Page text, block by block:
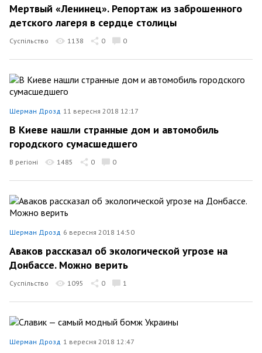
Мертвый «Ленинец». Репортаж из заброшенного
детского лагеря в сердце столицы
Суспільство 1138 0 0
Шерман Дрозд 11 вересня 2018 12:17
В Киеве нашли странные дом и автомобиль
городского сумасшедшего
В регіоні 1485 0 0
Шерман Дрозд 6 вересня 2018 14:50
Аваков рассказал об экологической угрозе на
Донбассе. Можно верить
Суспільство 1095 0 1
Шерман Дрозд 1 вересня 2018 12:47